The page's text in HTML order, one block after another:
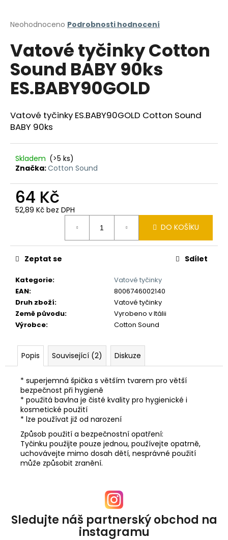
Průměrné
produktu
je
0,0
z
5
hvězdiček.
Neohodnoceno Podrobnosti hodnocení
Vatové tyčinky Cotton
Sound BABY 90ks
ES.BABY90GOLD
Vatové tyčinky ES.BABY90GOLD Cotton Sound
BABY 90ks
Skladem (>5 ks)
Značka:Cotton Sound
64 Kč
52,89 Kč bez DPH
DO KOŠÍKU
Kategorie:
Vatové tyčinky
EAN:
8006746002140
Druh zboží:
Vatové tyčinky
Země původu:
Vyrobeno v Itálii
Výrobce: Cotton Sound
Zeptat se Sdílet
Popis Související (2) Diskuze
* superjemná špička s větším tvarem pro větší
bezpečnost při hygieně
* použitá bavlna je čisté kvality pro hygienické i
kosmetické použití
* lze používat již od narození
Způsob použití a bezpečnostní opatření:
Tyčinku použijte pouze jednou, používejte opatrně,
uchovávejte mimo dosah dětí, nesprávné použití
může způsobit zranění.
j
t
?
HLEDAT
D
o
p
o
e
m
e
Sledujte náš partnerský obchod na
instagramu